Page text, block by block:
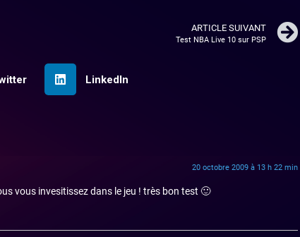
ARTICLE SUIVANT
Test NBA Live 10 sur PSP
LinkedIn
20 octobre 2009 à 13 h 22 min
vous invesitissez dans le jeu ! très bon test 🙂